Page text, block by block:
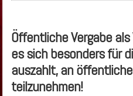
Öffentliche Vergabe
es sich besonders für
auszahlt, an
teilzunehmen!